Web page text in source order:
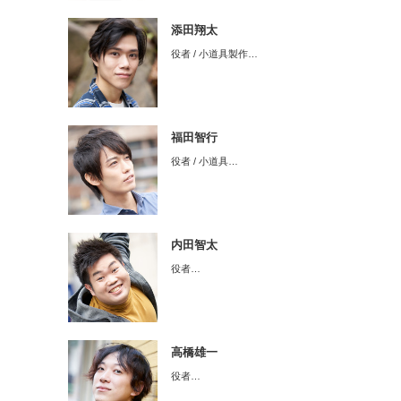
添田翔太
役者 / 小道具製作…
福田智行
役者 / 小道具…
内田智太
役者…
高橋雄一
役者…